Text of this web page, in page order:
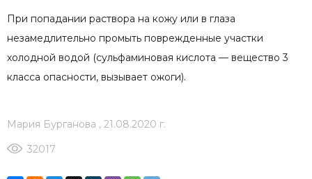
При попадании раствора на кожу или в глаза
незамедлительно промыть поврежденные участки
холодной водой (сульфаминовая кислота — вещество 3
класса опасности, вызывает ожоги).
Мария Бурганова , 21.08.2020 г.
32017